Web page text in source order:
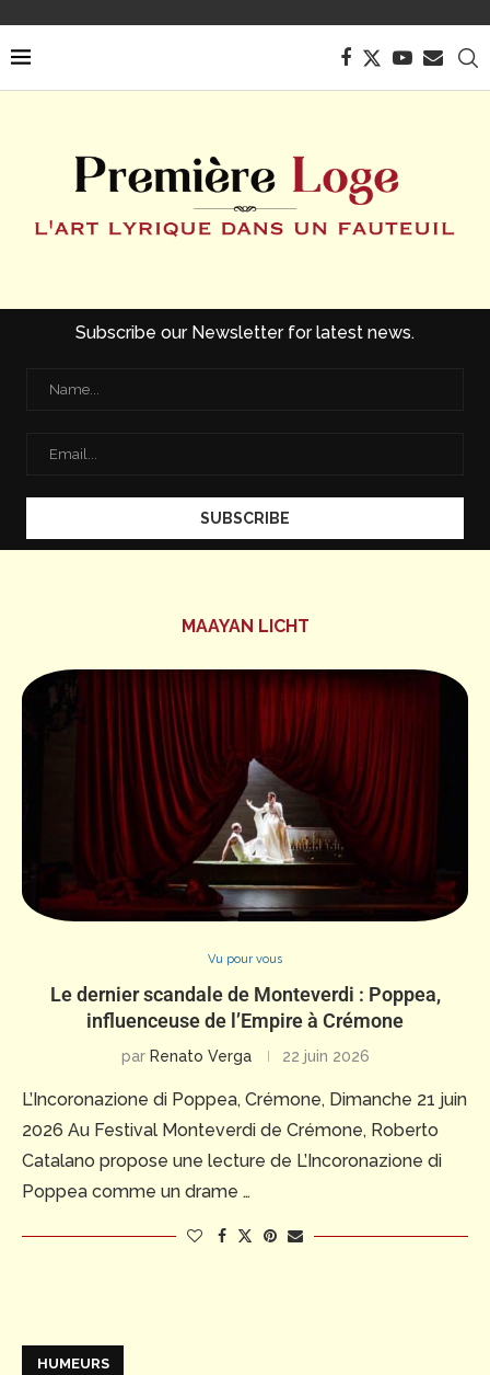
Subscribe our Newsletter for latest news.
MAAYAN LICHT
Vu pour vous
Le dernier scandale de Monteverdi : Poppea,
influenceuse de l’Empire à Crémone
par Renato Verga 22 juin 2026
L’Incoronazione di Poppea, Crémone, Dimanche 21 juin
2026 Au Festival Monteverdi de Crémone, Roberto
Catalano propose une lecture de L’Incoronazione di
Poppea comme un drame …
HUMEURS